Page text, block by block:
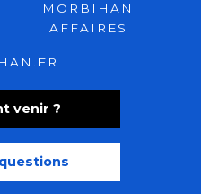
venir ?
MORBIHAN
AFFAIRES